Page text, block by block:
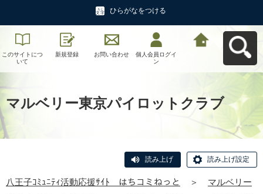
ひらがなをつける
このサイトにつ
いて
新規登録 お問い合わせ
個人会員ログイ
ン
マルベリー東京パイロットクラブ
読み上げ 読み上げ設定
八王子ｺﾐｭﾆﾃｨ活動応援ｻｲﾄ はちコミねっと ＞
マルベリー